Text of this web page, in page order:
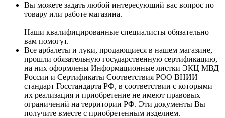
Вы можете задать любой интересующий вас вопрос по
товару или работе магазина.
Наши квалифицированные специалисты обязательно
вам помогут.
Все арбалеты и луки, продающиеся в нашем магазине,
прошли обязательную государственную сертификацию,
на них оформлены Информационные листки ЭКЦ МВД
России и Сертификаты Соответствия РОО ВНИИ
стандарт Госстандарта РФ, в соответствии с которыми
их реализация и приобретение не имеют правовых
ограничений на территории РФ. Эти документы Вы
получите вместе с приобретенным изделием.